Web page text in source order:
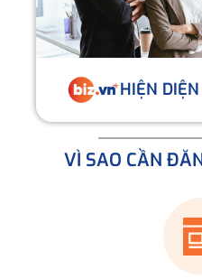
HIỆN
VÌ SAO CẦN